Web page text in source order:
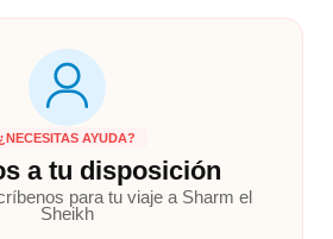
¿NECESITAS AYUDA?
a tu disposición
para tu viaje a Sharm el
Sheikh